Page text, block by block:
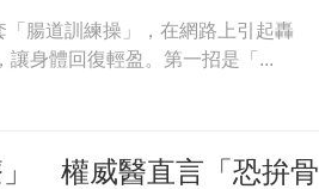
腸道訓練操」，在網路上引起轟
身體回復輕盈。第一招是「...
」 權威醫直言「恐拚骨